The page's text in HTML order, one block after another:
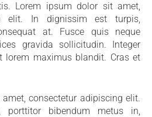
Lorem ipsum dolor sit amet,
elit. In dignissim est turpis,
at. Fusce quis neque
gravida sollicitudin. Integer
lorem maximus blandit. Cras et
consectetur adipiscing elit.
porttitor bibendum metus in,